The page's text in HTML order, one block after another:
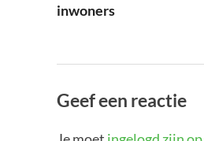
inwoners
Geef een reactie